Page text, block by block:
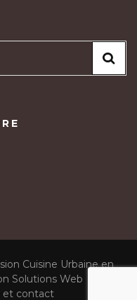
Cuisine Urbaine en
Solutions Web
et contact